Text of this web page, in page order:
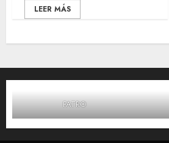
LEER MÁS
FATRO